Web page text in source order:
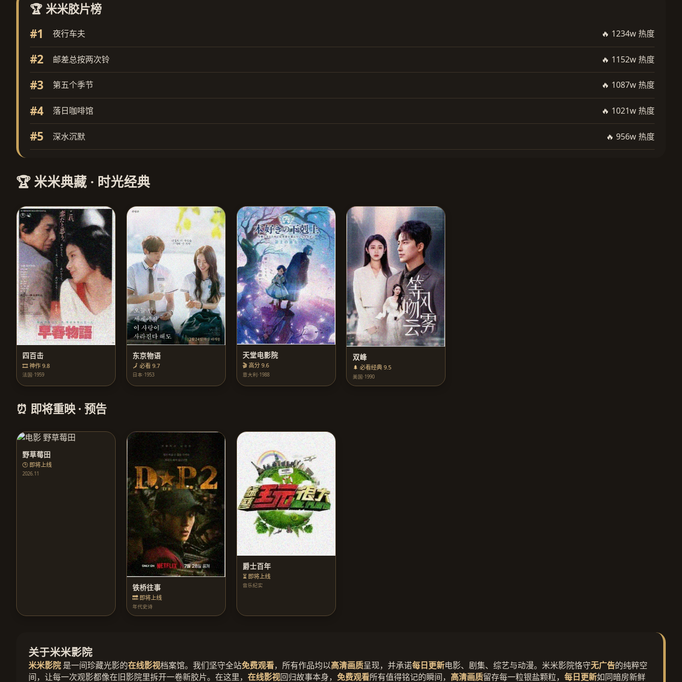
🏆 米米胶片榜
#1
夜行车夫 🔥 1234w 热度
#2 邮差总按两次铃 🔥 1152w 热度
#3 第五个季节 🔥 1087w 热度
#4 落日咖啡馆 🔥 1021w 热度
#5 深水沉默 🔥 956w 热度
🏆 米米典藏 · 时光经典
四百击
🎞️ 神作 9.8
法国·1959
东京物语
🗾 必看 9.7
日本·1953
天堂电影院
🎬 高分 9.6
意大利·1988
双峰
🌲 必看经典 9.5
美国·1990
⏰ 即将重映 · 预告
野草莓田
🕒 即将上线
2026.11
铁桥往事
🔜 即将上线
年代史诗
爵士百年
⏳ 即将上线
音乐纪实
关于米米影院
米米影院是一间珍藏光影的在线影视档案馆。我们坚守全站免费观看，所有作品均以高清画质呈现，并承诺每日更新电影、剧集、综艺与动漫。米米影院恪守无广告的纯粹空
间，让每一次观影都像在旧影院里拆开一卷新胶片。在这里， 在线影视回归故事本身， 免费观看所有值得铭记的瞬间， 高清画质留存每一粒银盐颗粒， 每日更新如同暗房新鲜